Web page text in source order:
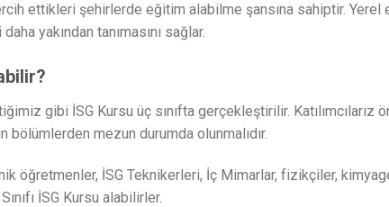
ettikleri şehirlerde eğitim alabilme şansına sahiptir. Yerel
yakından tanımasını sağlar.
gibi İSG Kursu üç sınıfta gerçekleştirilir. Katılımcılarız
bölümlerden mezun durumda olunmalıdır.
öğretmenler, İSG Teknikerleri, İç Mimarlar, fizikçiler,
İSG Kursu alabilirler.